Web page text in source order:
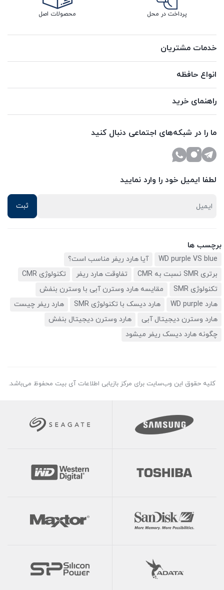
پرداخت در محل محصولات اصل
خدمات مشتریان
انواع حافظه
راهنمای خرید
ما را در شبکه‌های اجتماعی دنبال کنید
لطفا ایمیل خود را وارد نمایید
برچسب ها
WD purple VS blue
آیا هارد ریفر مناسب است؟
برتری SMR نسبت به CMR
تفاوقت هارد ریفر
تکنولوژی CMR
تکنولوژی SMR
مقایسه هارد وسترن آبی با وسترن بنفش
هارد WD purple
هارد دیسک با تکنولوژی SMR
هارد ریفر چیست
هارد وسترن دیجیتال آبی
هارد وسترن دیجیتال بنفش
چگونه هارد دیسک ریفر میشود
کلیه حقوق این وب‌سایت برای مرکز بازیابی اطلاعات آی بیت محفوظ می‌باشد.